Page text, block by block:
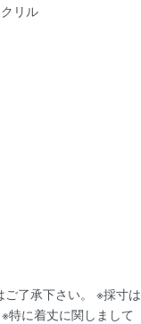
リル
了承下さい。 ※採寸は
特に着丈に関しまして